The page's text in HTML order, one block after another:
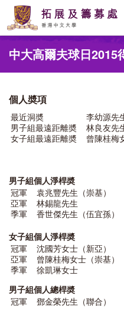
Skip
main
content
中大高爾夫球日2015
個人奬項
最近洞奬
李幼源先
男子組最遠距離奬
林良友先
女子組最遠距離奬
曾陳桂梅
男子組個人淨桿奬
冠軍
袁兆豐先生（崇基）
亞軍
林錫龍先生
季軍
香世傑先生（伍宜孫）
女子組個人淨桿奬
冠軍
沈國芳女士（新亞）
亞軍
曾陳桂梅女士（崇基）
季軍
徐凱琳女士
男子組個人總桿奬
冠軍
鄧金榮先生（聯合）